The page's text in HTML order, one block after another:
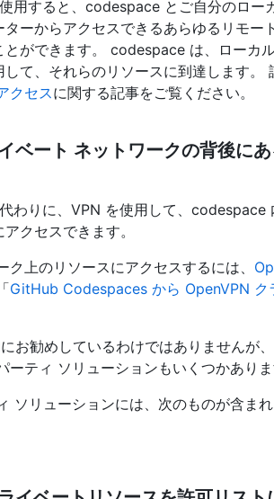
用すると、codespace とご自分のロー
ターからアクセスできるあらゆるリモ
とができます。 codespace は、ローカ
て、それらのリソースに到達します。
クセスに関する記事をご覧ください。
ベート ネットワークの背後に
わりに、VPN を使用して、codespace
クセスできます。
上のリソースにアクセスするには、
GitHub Codespaces から OpenVPN ク
お勧めしているわけではありませんが
ティ ソリューションもいくつかありま
ソリューションには、次のものが含まれ